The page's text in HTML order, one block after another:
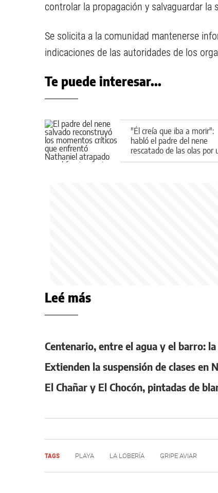
controlar la propagación y salvaguardar la
Se solicita a la comunidad mantenerse
indicaciones de las autoridades de los
Te puede interesar...
"Él creía que iba a morir":
habló el padre del nene
rescatado de las olas por
guardavidas novato
Leé más
Centenario, entre el agua y el barro:
Extienden la suspensión de clases en
El Chañar y El Chocón, pintadas de
TAGS PLAYA LA LOBERÍA GRIPE AVIAR